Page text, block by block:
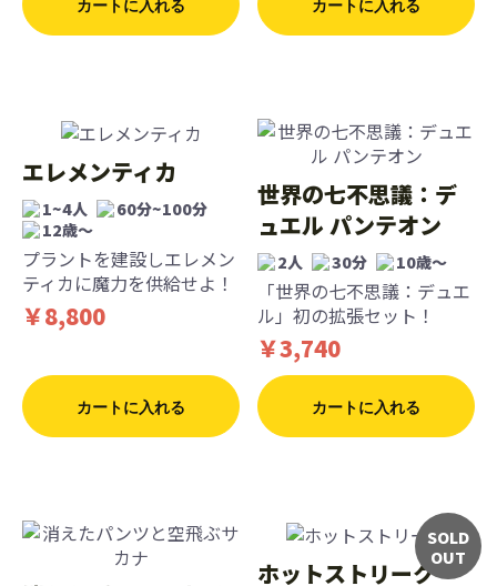
カートに入れる カートに入れる
エレメンティカ
1~4人
60分~100分
12歳〜
プラントを建設しエレメン
ティカに魔力を供給せよ！
￥8,800
カートに入れる
世界の七不思議：デ
ュエル パンテオン
2人 30分 10歳〜
「世界の七不思議：デュエ
ル」初の拡張セット！
￥3,740
カートに入れる
SOLD
OUT
ホットストリーク